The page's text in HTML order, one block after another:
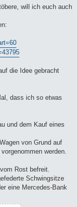
will ich euch auch
die Idee gebracht
dass ich so etwas
und dem Kauf eines
von Grund auf
werden.
Rost befreit.
Schwingsitze
eine Mercedes-Bank